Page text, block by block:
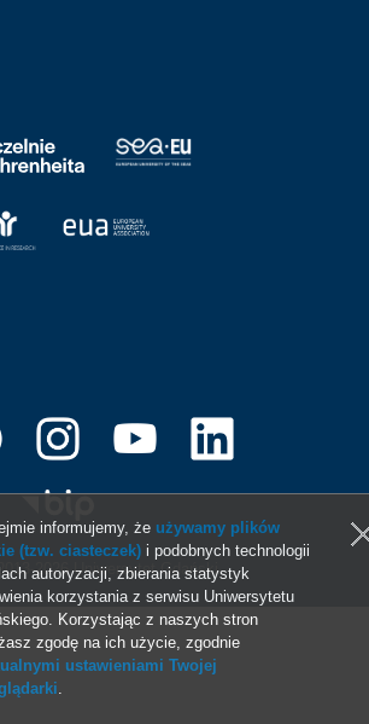
2026 Uniwersytet Gdański
informujemy, że używamy plików
(tzw. ciasteczek) i podobnych technologii
autoryzacji, zbierania statystyk
korzystania z serwisu Uniwersytetu
Korzystając z naszych stron
zgodę na ich użycie, zgodnie
ustawieniami Twojej
.